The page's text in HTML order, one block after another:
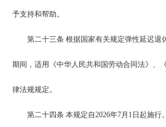
予支持和帮助。
第二十三条 根据国家有关规定弹性延迟退
期间，适用《中华人民共和国劳动合同法》、
律法规规定。
第二十四条 本规定自2026年7月1日起施行。